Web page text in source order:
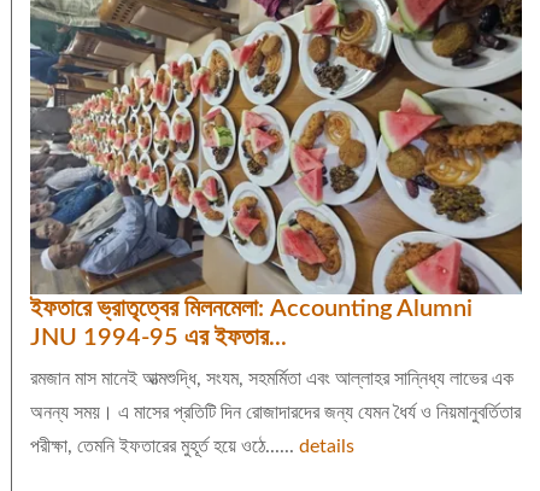
ইফতারে ভ্রাতৃত্বের মিলনমেলা: Accounting Alumni
JNU 1994-95 এর ইফতার...
রমজান মাস মানেই আত্মশুদ্ধি, সংযম, সহমর্মিতা এবং আল্লাহর সান্নিধ্য লাভের এক
অনন্য সময়। এ মাসের প্রতিটি দিন রোজাদারদের জন্য যেমন ধৈর্য ও নিয়মানুবর্তিতার
পরীক্ষা, তেমনি ইফতারের মুহূর্ত হয়ে ওঠে...... details